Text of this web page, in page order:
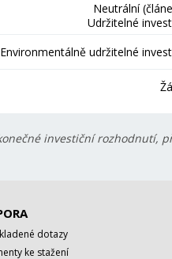
Neutrální
Udržitelné
Environmentálně udržitelné
investiční
dotazy
ke stažení